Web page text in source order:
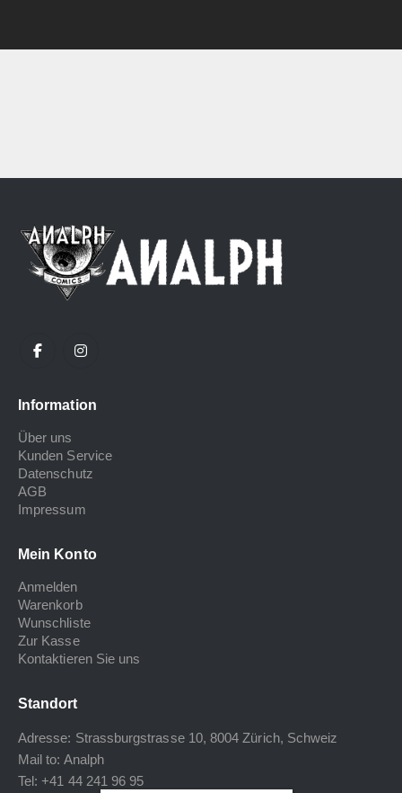
Information
Über uns
Kunden Service
Datenschutz
AGB
Impressum
Mein Konto
Anmelden
Warenkorb
Wunschliste
Zur Kasse
Kontaktieren Sie uns
Standort
Adresse: Strassburgstrasse 10, 8004 Zürich, Schweiz
Mail to: Analph
Tel: +41 44 241 96 95